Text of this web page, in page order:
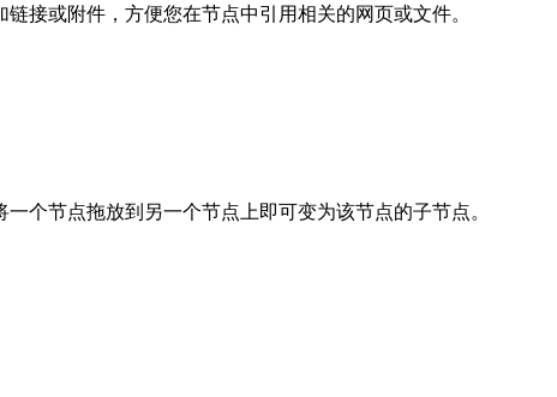
接或附件，方便您在节点中引用相关的网页或文件。
个节点拖放到另一个节点上即可变为该节点的子节点。